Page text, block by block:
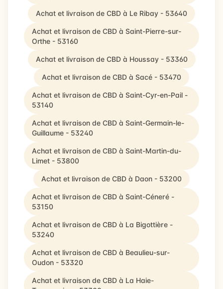
Achat et livraison de CBD à Le Ribay - 53640
Achat et livraison de CBD à Saint-Pierre-sur-
Orthe - 53160
Achat et livraison de CBD à Houssay - 53360
Achat et livraison de CBD à Sacé - 53470
Achat et livraison de CBD à Saint-Cyr-en-Pail -
53140
Achat et livraison de CBD à Saint-Germain-le-
Guillaume - 53240
Achat et livraison de CBD à Saint-Martin-du-
Limet - 53800
Achat et livraison de CBD à Daon - 53200
Achat et livraison de CBD à Saint-Céneré -
53150
Achat et livraison de CBD à La Bigottière -
53240
Achat et livraison de CBD à Beaulieu-sur-
Oudon - 53320
Achat et livraison de CBD à La Haie-